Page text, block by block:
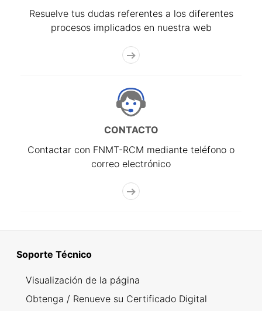
Resuelve tus dudas referentes a los diferentes
procesos implicados en nuestra web
CONTACTO
Contactar con FNMT-RCM mediante teléfono o
correo electrónico
Soporte Técnico
Visualización de la página
Obtenga / Renueve su Certificado Digital